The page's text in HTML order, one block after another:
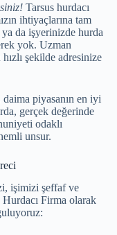
Tarsus hurdacı
ihtiyaçlarına tam
da işyerinizde hurda
yok. Uzman
şekilde adresinize
daima piyasanın en iyi
gerçek değerinde
odaklı
unsur.
işimizi şeffaf ve
Firma olarak